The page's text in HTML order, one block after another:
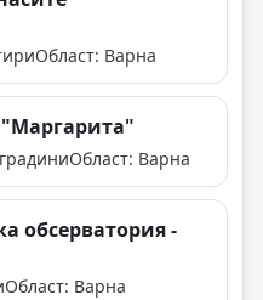
Област: Варна
Област: Варна
обсерватория -
Област: Варна